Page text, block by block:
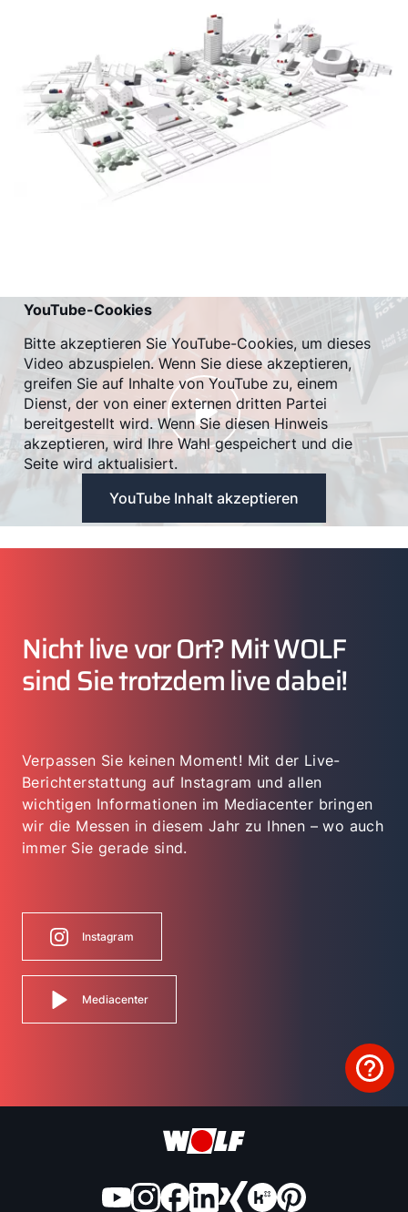
YouTube-Cookies
Bitte akzeptieren Sie YouTube-Cookies, um dieses
Video abzuspielen. Wenn Sie diese akzeptieren,
greifen Sie auf Inhalte von YouTube zu, einem
Dienst, der von einer externen dritten Partei
bereitgestellt wird. Wenn Sie diesen Hinweis
akzeptieren, wird Ihre Wahl gespeichert und die
Seite wird aktualisiert.
YouTube Inhalt akzeptieren
Nicht live vor Ort? Mit WOLF
sind Sie trotzdem live dabei!
Verpassen Sie keinen Moment! Mit der Live-
Berichterstattung auf Instagram und allen
wichtigen Informationen im Mediacenter bringen
wir die Messen in diesem Jahr zu Ihnen – wo auch
immer Sie gerade sind.
Instagram
Mediacenter